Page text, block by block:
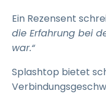
Ein Rezensent
die Erfahrung bei
war.“
Splashtop bietet